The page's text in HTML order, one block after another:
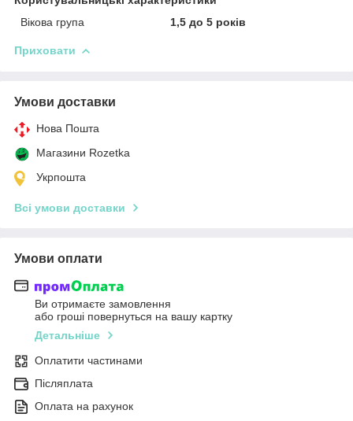
Вікова група
1,5 до 5 років
Приховати
Умови доставки
Нова Пошта
Магазини Rozetka
Укрпошта
Всі умови доставки
Умови оплати
Ви отримаєте замовлення
або гроші повернуться на вашу картку
Детальніше
Оплатити частинами
Післяплата
Оплата на рахунок